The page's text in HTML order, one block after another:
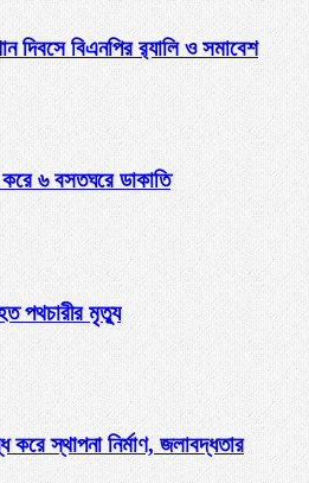
দিবসে বিএনপির র‌্যালি ও সমাবেশ
করে ৬ বসতঘরে ডাকাতি
পথচারীর মৃত্যু
করে স্থাপনা নির্মাণ, জলাবদ্ধতার